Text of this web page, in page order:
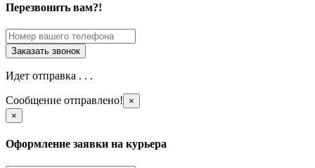
Перезвонить вам?!
Идет отправка . . .
Сообщение отправлено!
×
×
Оформление заявки на курьера